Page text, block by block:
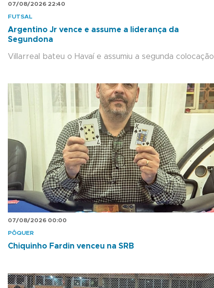
07/08/2026 22:40
FUTSAL
Argentino Jr vence e assume a liderança da
Segundona
Villarreal bateu o Havaí e assumiu a segunda colocação
07/08/2026 00:00
PÔQUER
Chiquinho Fardin venceu na SRB